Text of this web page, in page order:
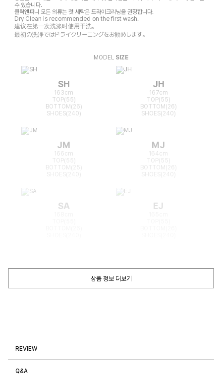
수 있습니다.
클릭앤퍼니 모든 의류는 첫 세탁은 드라이크리닝을 권장합니다.
Dry Clean is recommended on the first wash.
建议在第一次洗涤时使用干洗。
最初の洗浄ではドライクリーニングをお勧めします。
MODEL SIZE
SH
163cm
TOP(55)
BOTTOM(26)
SHOES(240)
JH
167cm
TOP(55)
BOTTOM(26)
SHOES(240)
JM
166cm
TOP(55)
BOTTOM(25)
MJ
164cm
TOP(55)
BOTTOM(26)
SA EJ
상품 정보 더보기
REVIEW
Q&A